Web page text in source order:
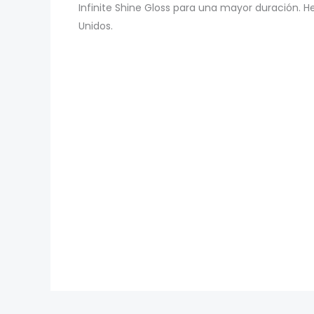
Infinite Shine Gloss para una mayor duración.
Unidos.